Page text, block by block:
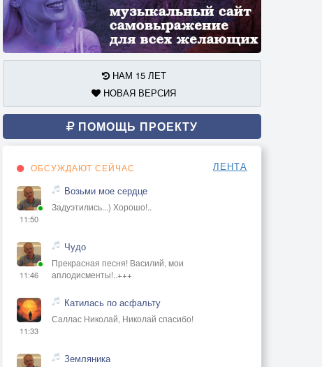
НАМ 15 ЛЕТ
НОВАЯ ВЕРСИЯ
ПОМОЩЬ ПРОЕКТУ
ОБСУЖДАЮТ СЕЙЧАС ЛЕНТА
11:50
Возьми мое сердце
Задуэтились...) Хорошо!..
11:46
Чудо
Прекрасная песня! Василий, мои
аплодисменты!..+++
11:33
Катилась по асфальту
Саллас Николай, Николай спасибо!
Земляника